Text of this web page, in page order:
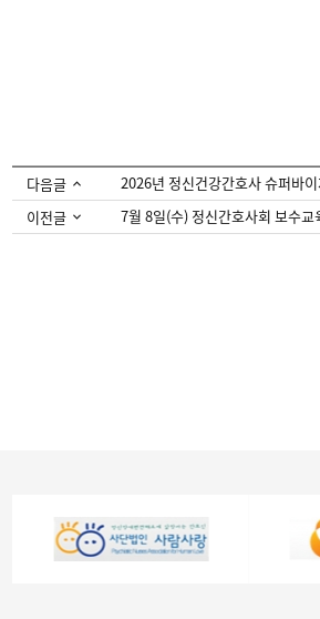
다음글
2026년 정신건강간호사 슈퍼바
이전글
7월 8일(수) 정신간호사회 보수